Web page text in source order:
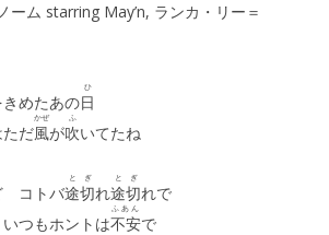
ーム starring May’n, ランカ・リー＝
きめたあの日
ひ
ただ風
かぜ
が吹
ふ
いてたね
コトバ途切
とぎ
れ途切
とぎ
れで
つもホントは不安
ふあん
で